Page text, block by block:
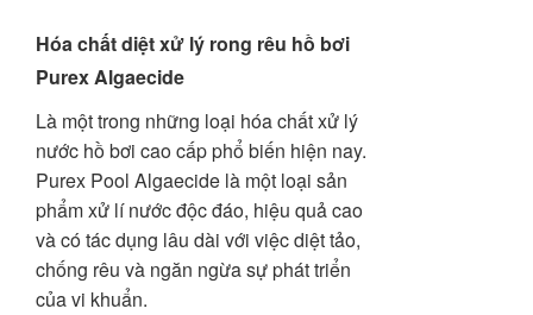
Hóa chất diệt xử lý rong rêu hồ bơi
Purex Algaecide
Là một trong những loại hóa chất xử lý
nước hồ bơi cao cấp phổ biến hiện nay.
Purex Pool Algaecide là một loại sản
phẩm xử lí nước độc đáo, hiệu quả cao
và có tác dụng lâu dài với việc diệt tảo,
chống rêu và ngăn ngừa sự phát triển
của vi khuẩn.